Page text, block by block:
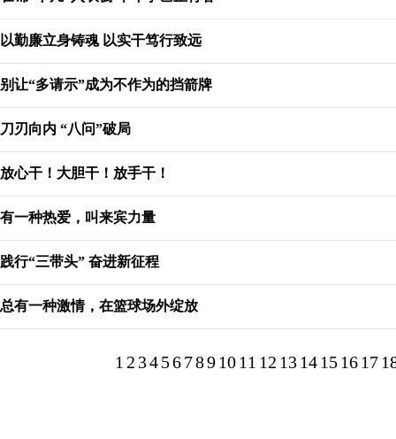
以勤廉立身铸魂 以实干笃行致远
别让“多请示”成为不作为的挡箭牌
刀刃向内 “八问”破局
放心干！大胆干！放手干！
有一种热爱，叫来宾力量
践行“三带头” 奋进新征程
总有一种激情，在篮球场外绽放
1 2 34567891011 12 1314151617